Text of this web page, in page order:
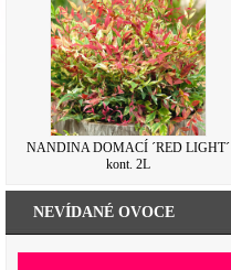
NANDINA DOMACÍ ´RED LIGHT´
kont. 2L
NEVÍDANÉ OVOCE